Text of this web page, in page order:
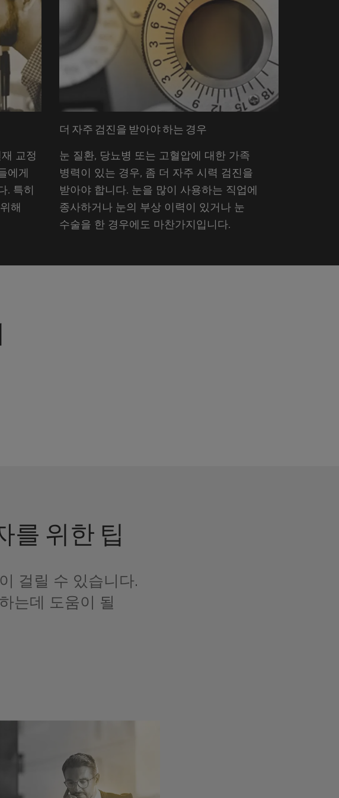
교정
에게
. 특히
해
더 자주 검진을 받아야 하는 경우
눈 질환, 당뇨병 또는 고혈압에 대한 가족
병력이 있는 경우, 좀 더 자주 시력 검진을
받아야 합니다. 눈을 많이 사용하는 직업에
종사하거나 눈의 부상 이력이 있거나 눈
수술을 한 경우에도 마찬가지입니다.
를 위한 팁
걸릴 수 있습니다.
는데 도움이 될